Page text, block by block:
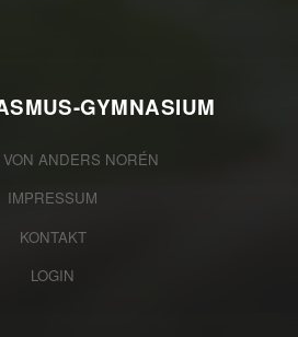
GYMNASIUM
ANDERS NORÉN
IMPRESSUM
KONTAKT
LOGIN